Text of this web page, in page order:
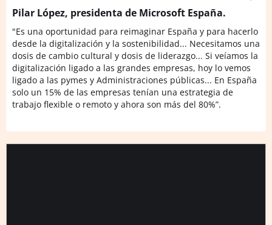
Pilar López, presidenta de Microsoft España.
"Es una oportunidad para reimaginar España y para hacerlo
desde la digitalización y la sostenibilidad... Necesitamos una
dosis de cambio cultural y dosis de liderazgo... Si veíamos la
digitalización ligado a las grandes empresas, hoy lo vemos
ligado a las pymes y Administraciones públicas... En España
solo un 15% de las empresas tenían una estrategia de
trabajo flexible o remoto y ahora son más del 80%”.